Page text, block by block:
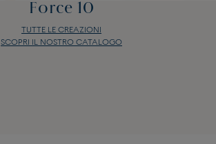
Force 10
TUTTE LE CREAZIONI
SCOPRI IL NOSTRO CATALOGO